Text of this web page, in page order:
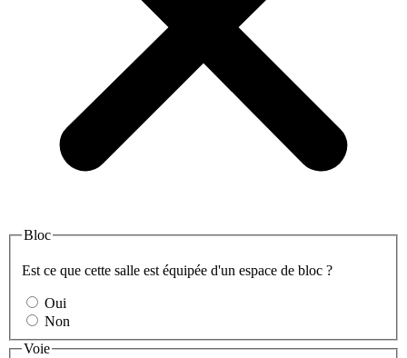
Bloc
Est ce que cette salle est équipée d'un espace de bloc ?
Oui
Non
Voie